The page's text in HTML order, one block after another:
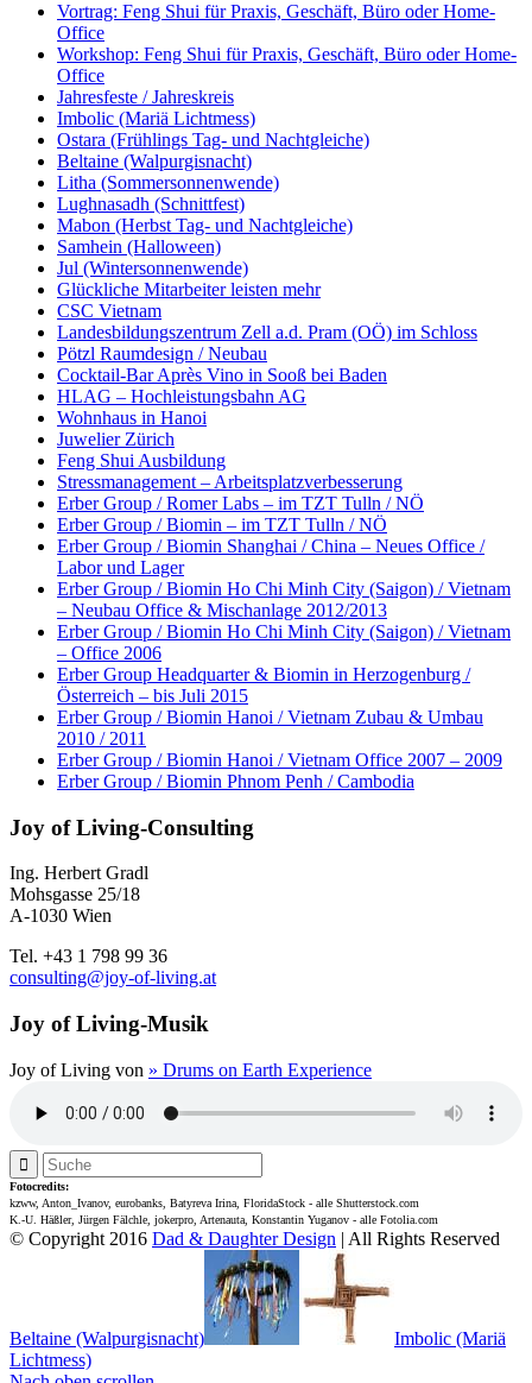
Vortrag: Feng Shui für Praxis, Geschäft, Büro oder Home-
Office
Workshop: Feng Shui für Praxis, Geschäft, Büro oder Home-
Office
Jahresfeste / Jahreskreis
Imbolic (Mariä Lichtmess)
Ostara (Frühlings Tag- und Nachtgleiche)
Beltaine (Walpurgisnacht)
Litha (Sommersonnenwende)
Lughnasadh (Schnittfest)
Mabon (Herbst Tag- und Nachtgleiche)
Samhein (Halloween)
Jul (Wintersonnenwende)
Glückliche Mitarbeiter leisten mehr
CSC Vietnam
Landesbildungszentrum Zell a.d. Pram (OÖ) im Schloss
Pötzl Raumdesign / Neubau
Cocktail-Bar Après Vino in Sooß bei Baden
HLAG – Hochleistungsbahn AG
Wohnhaus in Hanoi
Juwelier Zürich
Feng Shui Ausbildung
Stressmanagement – Arbeitsplatzverbesserung
Erber Group / Romer Labs – im TZT Tulln / NÖ
Erber Group / Biomin – im TZT Tulln / NÖ
Erber Group / Biomin Shanghai / China – Neues Office /
Labor und Lager
Erber Group / Biomin Ho Chi Minh City (Saigon) / Vietnam
– Neubau Office & Mischanlage 2012/2013
Erber Group / Biomin Ho Chi Minh City (Saigon) / Vietnam
– Office 2006
Erber Group Headquarter & Biomin in Herzogenburg /
Österreich – bis Juli 2015
Erber Group / Biomin Hanoi / Vietnam Zubau & Umbau
2010 / 2011
Erber Group / Biomin Hanoi / Vietnam Office 2007 – 2009
Erber Group / Biomin Phnom Penh / Cambodia
Joy of Living-Consulting
Ing. Herbert Gradl
Mohsgasse 25/18
A-1030 Wien
Tel. +43 1 798 99 36
consulting@joy-of-living.at
Joy of Living-Musik
Joy of Living von » Drums on Earth Experience
Fotocredits:
kzww, Anton_Ivanov, eurobanks, Batyreva Irina, FloridaStock - alle Shutterstock.com
K.-U. Häßler, Jürgen Fälchle, jokerpro, Artenauta, Konstantin Yuganov - alle Fotolia.com
© Copyright 2016 Dad & Daughter Design | All Rights Reserved
Beltaine (Walpurgisnacht)
Imbolic (Mariä
Lichtmess)